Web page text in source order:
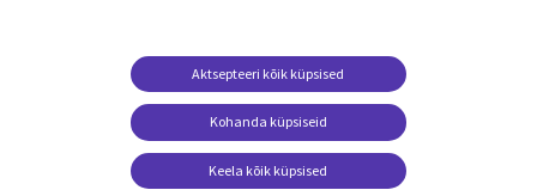
Ressursikeskus
Viimased uudised
Tugi
Legal
ESTONIA
Õigused
Privaatsus
Juurdepääs
Kohanda küpsiseid
Aktsepteeri kõik küpsised
Keela kõik küpsised